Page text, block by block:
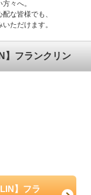
々へ。
な皆様でも、
ただけます。
】フランクリン
】フラ